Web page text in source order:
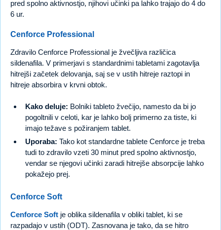
pred spolno aktivnostjo, njihovi učinki pa lahko trajajo do 4 do
6 ur.
Cenforce Professional
Zdravilo Cenforce Professional je žvečljiva različica
sildenafila. V primerjavi s standardnimi tabletami zagotavlja
hitrejši začetek delovanja, saj se v ustih hitreje raztopi in
hitreje absorbira v krvni obtok.
Kako deluje: Bolniki tableto žvečijo, namesto da bi jo
pogoltnili v celoti, kar je lahko bolj primerno za tiste, ki
imajo težave s požiranjem tablet.
Uporaba: Tako kot standardne tablete Cenforce je treba
tudi to zdravilo vzeti 30 minut pred spolno aktivnostjo,
vendar se njegovi učinki zaradi hitrejše absorpcije lahko
pokažejo prej.
Cenforce Soft
Cenforce Soft je oblika sildenafila v obliki tablet, ki se
razpadajo v ustih (ODT). Zasnovana je tako, da se hitro